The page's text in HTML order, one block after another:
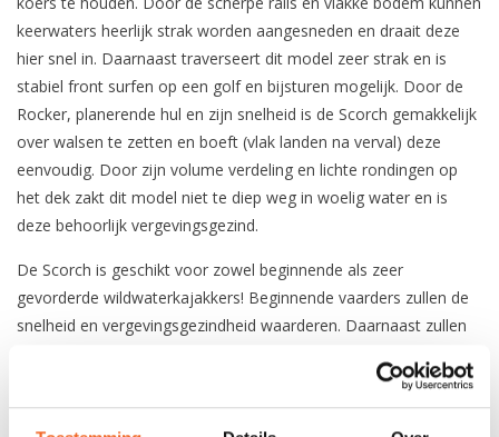
keerwaters heerlijk strak worden aangesneden en draait deze
hier snel in. Daarnaast traverseert dit model zeer strak en is
stabiel front surfen op een golf en bijsturen mogelijk. Door de
Rocker, planerende hul en zijn snelheid is de Scorch gemakkelijk
over walsen te zetten en boeft (vlak landen na verval) deze
eenvoudig. Door zijn volume verdeling en lichte rondingen op
het dek zakt dit model niet te diep weg in woelig water en is
deze behoorlijk vergevingsgezind.
De Scorch is geschikt voor zowel beginnende als zeer
gevorderde wildwaterkajakkers! Beginnende vaarders zullen de
snelheid en vergevingsgezindheid waarderen. Daarnaast zullen
vaarders is dit de uitgelezen kajak om grenzen te verlegen,
instructie te geven of zelfs op expeditie te gaan. Ook is de